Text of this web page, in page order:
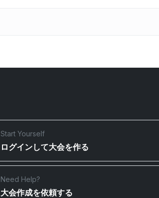
Start Yourself
ログインして大会を作る
Need Help?
大会作成を依頼する